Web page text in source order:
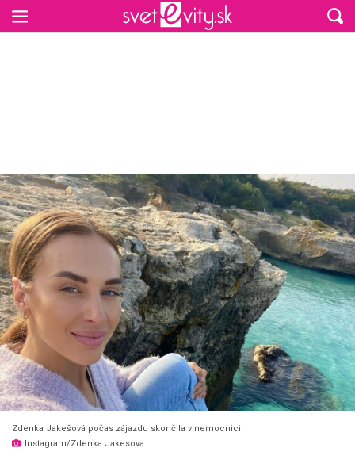
Zdenka Jakešová počas zájazdu skončila v nemocnici.
Instagram/Zdenka Jakesova